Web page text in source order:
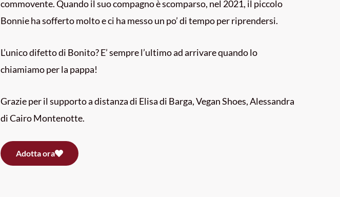
commovente. Quando il suo compagno è scomparso, nel 2021, il piccolo
Bonnie ha sofferto molto e ci ha messo un po’ di tempo per riprendersi.
L’unico difetto di Bonito? E’ sempre l’ultimo ad arrivare quando lo
chiamiamo per la pappa!
Grazie per il supporto a distanza di Elisa di Barga, Vegan Shoes, Alessandra
di Cairo Montenotte.
Adotta ora